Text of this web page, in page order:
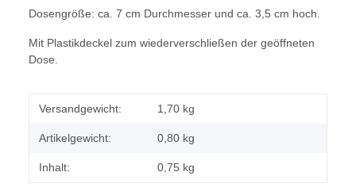
Dosengröße: ca. 7 cm Durchmesser und ca. 3,5 cm hoch.
Mit Plastikdeckel zum wiederverschließen der geöffneten
Dose.
Versandgewicht: 1,70 kg
Artikelgewicht: 0,80 kg
Inhalt: 0,75 kg